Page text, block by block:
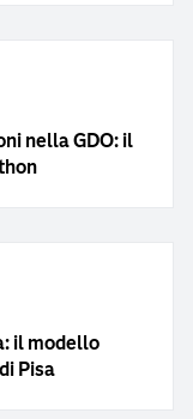
nella GDO: il
il modello
Pisa